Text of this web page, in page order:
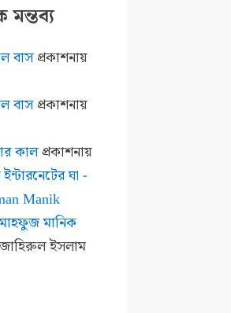
মন্তব্য
বাসপ্রকাশনায়
বাসপ্রকাশনায়
কালপ্রকাশনায়
ঘা -
Manik
মানিক
জাহিরুল ইসলাম